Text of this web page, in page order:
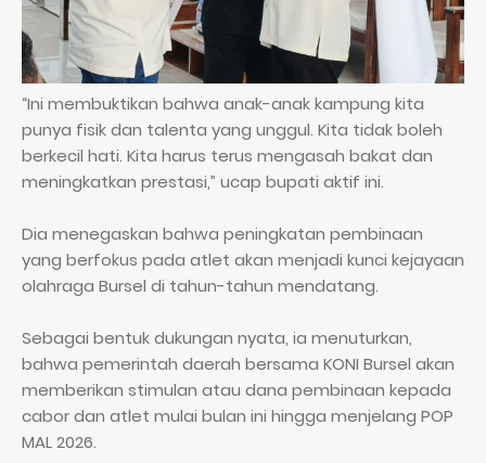
“Ini membuktikan bahwa anak-anak kampung kita
punya fisik dan talenta yang unggul. Kita tidak boleh
berkecil hati. Kita harus terus mengasah bakat dan
meningkatkan prestasi,” ucap bupati aktif ini.
Dia menegaskan bahwa peningkatan pembinaan
yang berfokus pada atlet akan menjadi kunci kejayaan
olahraga Bursel di tahun-tahun mendatang.
Sebagai bentuk dukungan nyata, ia menuturkan,
bahwa pemerintah daerah bersama KONI Bursel akan
memberikan stimulan atau dana pembinaan kepada
cabor dan atlet mulai bulan ini hingga menjelang POP
MAL 2026.